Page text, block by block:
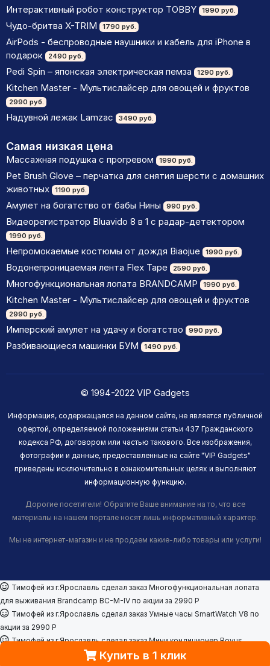
Купить в 1 клик
Интерактивный робот конструктор TOBBY 1990 руб.
Чудо-бритва X-TRIM 1790 руб.
AirPods - беспроводные наушники и кабель для iPhone в
подарок
2490 руб.
Pedi Spin – японская электрическая пемза 1290 руб.
Kitchen Master - Мультислайсер для овощей и фруктов
2990 руб.
Надувной лежак Lamzac 3490 руб.
Самая низкая цена
Массажная подушка с прогревом 1990 руб.
Pet Brush Glove – перчатка для снятия шерсти с домашних
животных
1190 руб.
Амулет на богатство от бабы Нины 990 руб.
Видеорегистратор Bluavido 8 в 1 с радар-детектором
1990 руб.
Непромокаемые костюмы от дождя Biaojue 1990 руб.
Водонепроницаемая лента Flex Tape 2590 руб.
Многофункциональная лопата BRANDCAMP 1990 руб.
Kitchen Master - Мультислайсер для овощей и фруктов
2990 руб.
Имперский амулет на удачу и богатство 990 руб.
Разбивающиеся машинки БУМ 1490 руб.
© 1994-2022 VIP Gadgets
Информация, содержащаяся на данном сайте, не является публичной
офертой, определяемой положениями статьи 437 Гражданского
кодекса РФ, договором или частью такового. Все изображения,
фотографии и данные, предоставленные на сайте "VIP Gadgets"
приведены исключительно в ознакомительных целях и выполняют
информационную функцию.
Дорогие посетители! Обратите Ваше внимание на то, что все
материалы на нашем портале носят лишь информативный характер.
Мы не интернет-магазин и не продаем какие-либо товары или услуги!
Тимофей из г.Ярославль сделал заказ Многофункциональная лопата
для выживания Brandcamp BC-M-IV по акции за 2990 Р
Тимофей из г.Ярославль сделал заказ Умные часы SmartWatch V8 по
акции за 2990 Р
Тимофей из г.Ярославль сделал заказМини кондиционер Rovus
по акции за 2990Р